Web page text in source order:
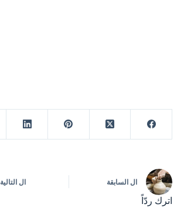
ال السابقة ال التالية
اترك ردّاً